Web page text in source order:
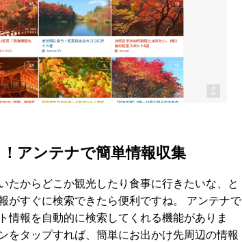
アンテナで簡単情報収集
たからどこか観光したり食事に行きたいな、と
がすぐに検索できたら便利ですね。 アンテナで
情報を自動的に検索してくれる機能がありま
をタップすれば、簡単にお出かけ先周辺の情報